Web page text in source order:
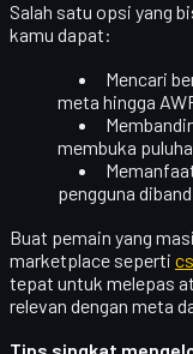
Salah satu opsi yang
kamu dapat:
Mencari
meta hingga
membuka
pengguna
Buat pemain yang
marketplace seperti
tepat untuk melepas
relevan dengan meta